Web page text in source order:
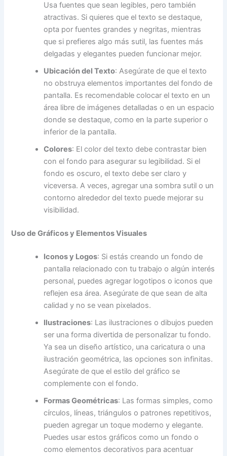
Usa fuentes que sean legibles, pero también
atractivas. Si quieres que el texto se destaque,
opta por fuentes grandes y negritas, mientras
que si prefieres algo más sutil, las fuentes más
delgadas y elegantes pueden funcionar mejor.
Ubicación del Texto: Asegúrate de que el texto
no obstruya elementos importantes del fondo de
pantalla. Es recomendable colocar el texto en un
área libre de imágenes detalladas o en un espacio
donde se destaque, como en la parte superior o
inferior de la pantalla.
Colores: El color del texto debe contrastar bien
con el fondo para asegurar su legibilidad. Si el
fondo es oscuro, el texto debe ser claro y
viceversa. A veces, agregar una sombra sutil o un
contorno alrededor del texto puede mejorar su
visibilidad.
Uso de Gráficos y Elementos Visuales
Iconos y Logos: Si estás creando un fondo de
pantalla relacionado con tu trabajo o algún interés
personal, puedes agregar logotipos o iconos que
reflejen esa área. Asegúrate de que sean de alta
calidad y no se vean pixelados.
Ilustraciones: Las ilustraciones o dibujos pueden
ser una forma divertida de personalizar tu fondo.
Ya sea un diseño artístico, una caricatura o una
ilustración geométrica, las opciones son infinitas.
Asegúrate de que el estilo del gráfico se
complemente con el fondo.
Formas Geométricas: Las formas simples, como
círculos, líneas, triángulos o patrones repetitivos,
pueden agregar un toque moderno y elegante.
Puedes usar estos gráficos como un fondo o
como elementos decorativos para acentuar